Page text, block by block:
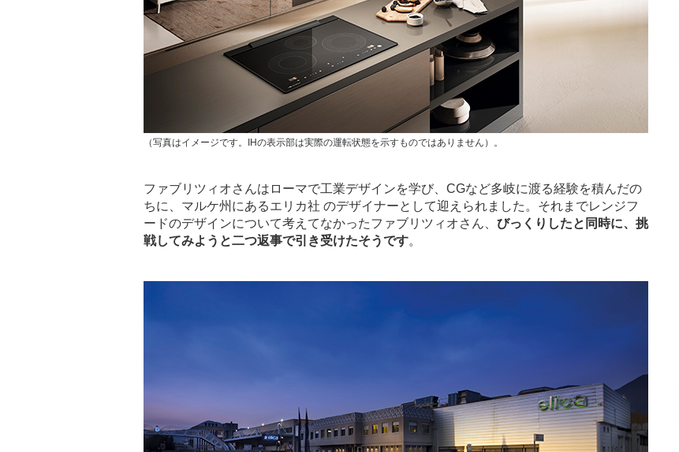
（写真はイメージです。IHの表示部は実際の運転状態を示すものではありません）。
ファブリツィオさんはローマで工業デザインを学び、CGなど多岐に渡る経験を積んだの
ちに、マルケ州にあるエリカ社 のデザイナーとして迎えられました。それまでレンジフ
ードのデザインについて考えてなかったファブリツィオさん、 びっくりしたと同時に、挑
戦してみようと二つ返事で引き受けたそうです。